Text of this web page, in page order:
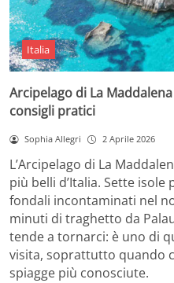
Italia
Arcipelago di La
consigli pratici
Sophia Allegri 2 Aprile 2026
L’Arcipelago di La
più belli d’Italia. Sette
fondali incontaminati nel
minuti di traghetto da
tende a tornarci: è uno di
visita, soprattutto quando
spiagge più conosciute.